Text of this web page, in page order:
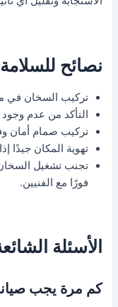
نصائح
تركيب السخان في
التأكد من عدم وجود
تركيب صمام أمان
تهوية المكان جيدًا
تجنب تشغيل
فورًا مع الفنيين.
الأسئلة
كم مرة يجب